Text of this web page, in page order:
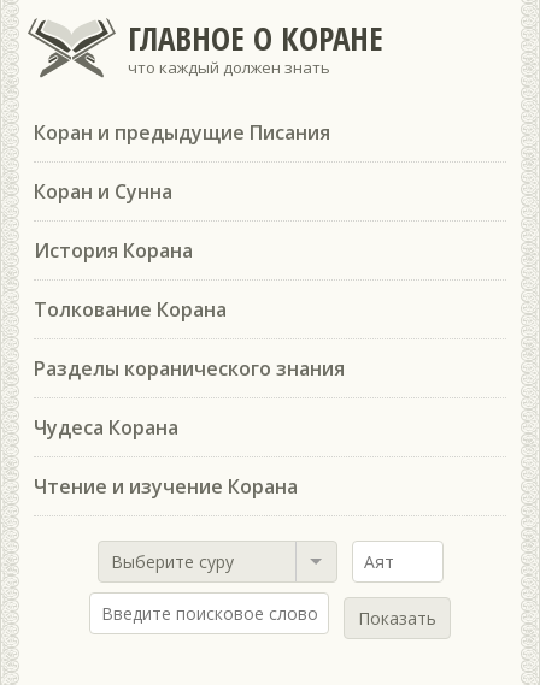
ГЛАВНОЕ О КОРАНЕ
что каждый должен знать
Коран и предыдущие Писания
Коран и Сунна
История Корана
Толкование Корана
Разделы коранического знания
Чудеса Корана
Чтение и изучение Корана
Выберите суру
Показать